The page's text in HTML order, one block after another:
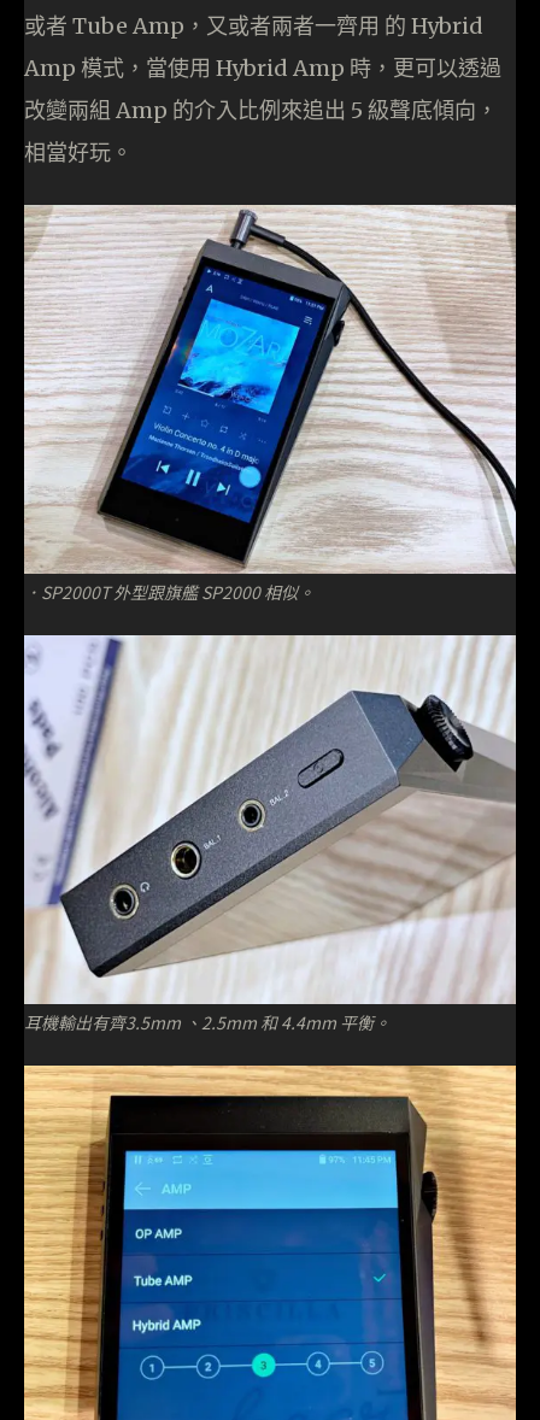
或者 Tube Amp，又或者兩者一齊用 的 Hybrid
Amp 模式，當使用 Hybrid Amp 時，更可以透過
改變兩組 Amp 的介入比例來追出 5 級聲底傾向，
相當好玩。
．SP2000T 外型跟旗艦 SP2000 相似。
耳機輸出有齊3.5mm 、2.5mm 和 4.4mm 平衡。